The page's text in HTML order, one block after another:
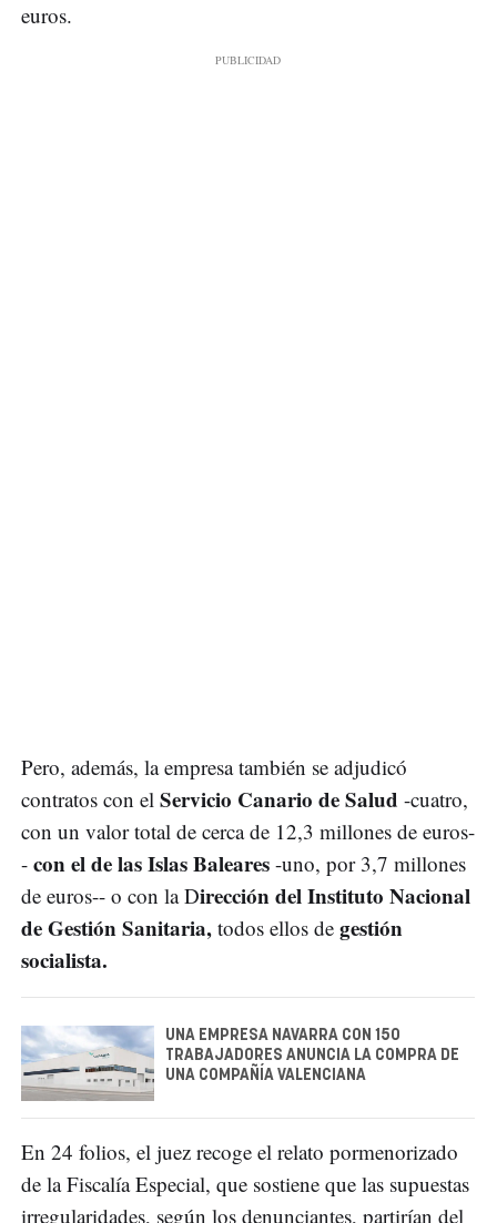
euros.
Pero, además, la empresa también se adjudicó
contratos con el Servicio Canario de Salud -cuatro,
con un valor total de cerca de 12,3 millones de euros-
- con el de las Islas Baleares -uno, por 3,7 millones
de euros-- o con la Dirección del Instituto Nacional
de Gestión Sanitaria, todos ellos de gestión
socialista.
UNA EMPRESA NAVARRA CON 150
TRABAJADORES ANUNCIA LA COMPRA DE
UNA COMPAÑÍA VALENCIANA
En 24 folios, el juez recoge el relato pormenorizado
de la Fiscalía Especial, que sostiene que las supuestas
irregularidades, según los denunciantes, partirían del